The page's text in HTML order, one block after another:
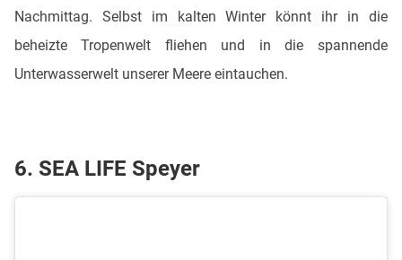
Nachmittag. Selbst im kalten Winter könnt ihr in die
beheizte Tropenwelt fliehen und in die spannende
Unterwasserwelt unserer Meere eintauchen.
6. SEA LIFE Speyer